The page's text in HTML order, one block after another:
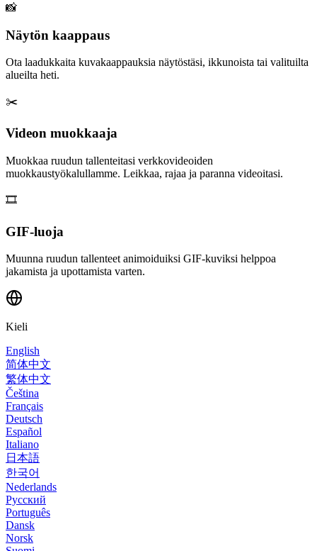
📸
Näytön kaappaus
Ota laadukkaita kuvakaappauksia näytöstäsi, ikkunoista tai valituilta
alueilta heti.
✂️
Videon muokkaaja
Muokkaa ruudun tallenteitasi verkkovideoiden
muokkaustyökalullamme. Leikkaa, rajaa ja paranna videoitasi.
🎞️
GIF-luoja
Muunna ruudun tallenteet animoiduiksi GIF-kuviksi helppoa
jakamista ja upottamista varten.
Kieli
English
简体中文
繁体中文
Čeština
Français
Deutsch
Español
Italiano
日本語
한국어
Nederlands
Русский
Português
Dansk
Norsk